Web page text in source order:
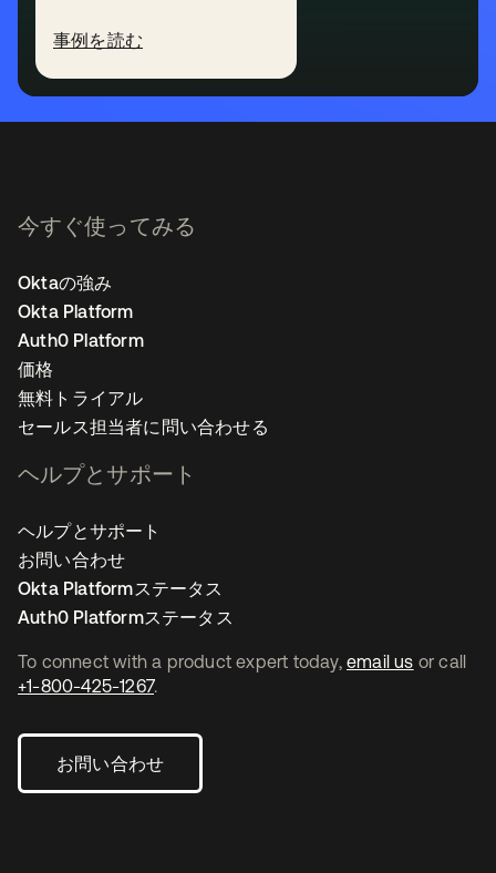
事例を読む
To connect with a product expert today, email us or call
+1-800-425-1267.
お問い合わせ
今すぐ使ってみる
Oktaの強み
Okta Platform
Auth0 Platform
価格
無料トライアル
セールス担当者に問い合わせる
ヘルプとサポート
ヘルプとサポート
お問い合わせ
Okta Platformステータス
Auth0 Platformステータス